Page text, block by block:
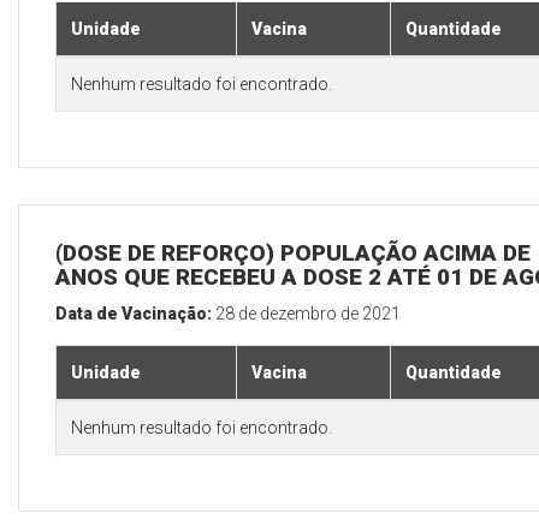
Unidade Vacina Quantidade
Nenhum resultado foi encontrado.
(DOSE DE REFORÇO) POPULAÇÃO ACIMA DE
ANOS QUE RECEBEU A DOSE 2 ATÉ 01 DE
Data de Vacinação: 28 de dezembro de 2021
Unidade Vacina Quantidade
Nenhum resultado foi encontrado.